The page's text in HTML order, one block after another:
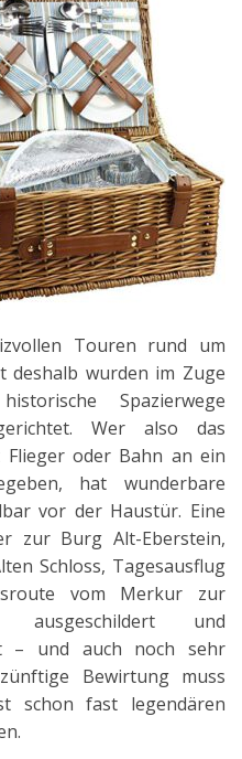
Touren rund um
deshalb wurden im Zuge
Spazierwege
Wer also das
Flieger oder Bahn an ein
hat wunderbare
vor der Haustür. Eine
zur Burg Alt-Eberstein,
Schloss, Tagesausflug
vom Merkur zur
und
– und auch noch sehr
Bewirtung muss
schon fast legendären